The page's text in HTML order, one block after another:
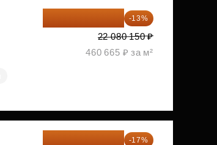
-13%
22 080 150 ₽
460 665 ₽ за м²
-17%